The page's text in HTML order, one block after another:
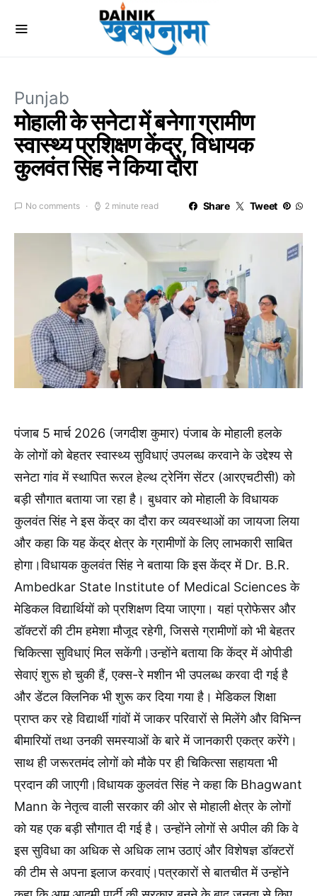
Punjab
मोहाली के सनेटा में बनेगा ग्रामीण
स्वास्थ्य प्रशिक्षण केंद्र, विधायक
कुलवंत सिंह ने किया दौरा
No comments 2 minute read Share Tweet
पंजाब 5 मार्च 2026 (जगदीश कुमार) पंजाब के मोहाली हलके
के लोगों को बेहतर स्वास्थ्य सुविधाएं उपलब्ध करवाने के उद्देश्य से
सनेटा गांव में स्थापित रूरल हेल्थ ट्रेनिंग सेंटर (आरएचटीसी) को
बड़ी सौगात बताया जा रहा है। बुधवार को मोहाली के विधायक
कुलवंत सिंह ने इस केंद्र का दौरा कर व्यवस्थाओं का जायजा लिया
और कहा कि यह केंद्र क्षेत्र के ग्रामीणों के लिए लाभकारी साबित
होगा।विधायक कुलवंत सिंह ने बताया कि इस केंद्र में Dr. B.R.
Ambedkar State Institute of Medical Sciences के
मेडिकल विद्यार्थियों को प्रशिक्षण दिया जाएगा। यहां प्रोफेसर और
डॉक्टरों की टीम हमेशा मौजूद रहेगी, जिससे ग्रामीणों को भी बेहतर
चिकित्सा सुविधाएं मिल सकेंगी।उन्होंने बताया कि केंद्र में ओपीडी
सेवाएं शुरू हो चुकी हैं, एक्स-रे मशीन भी उपलब्ध करवा दी गई है
और डेंटल क्लिनिक भी शुरू कर दिया गया है। मेडिकल शिक्षा
प्राप्त कर रहे विद्यार्थी गांवों में जाकर परिवारों से मिलेंगे और विभिन्न
बीमारियों तथा उनकी समस्याओं के बारे में जानकारी एकत्र करेंगे।
साथ ही जरूरतमंद लोगों को मौके पर ही चिकित्सा सहायता भी
प्रदान की जाएगी।विधायक कुलवंत सिंह ने कहा कि Bhagwant
Mann के नेतृत्व वाली सरकार की ओर से मोहाली क्षेत्र के लोगों
को यह एक बड़ी सौगात दी गई है। उन्होंने लोगों से अपील की कि वे
इस सुविधा का अधिक से अधिक लाभ उठाएं और विशेषज्ञ डॉक्टरों
की टीम से अपना इलाज करवाएं।पत्रकारों से बातचीत में उन्होंने